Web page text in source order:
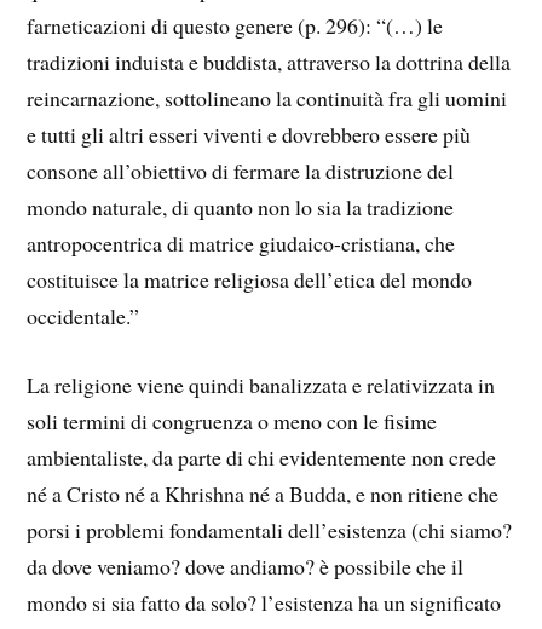
farneticazioni di questo genere (p. 296): “(…) le
tradizioni induista e buddista, attraverso la dottrina della
reincarnazione, sottolineano la continuità fra gli uomini
e tutti gli altri esseri viventi e dovrebbero essere più
consone all’obiettivo di fermare la distruzione del
mondo naturale, di quanto non lo sia la tradizione
antropocentrica di matrice giudaico-cristiana, che
costituisce la matrice religiosa dell’etica del mondo
occidentale.”
La religione viene quindi banalizzata e relativizzata in
soli termini di congruenza o meno con le fisime
ambientaliste, da parte di chi evidentemente non crede
né a Cristo né a Khrishna né a Budda, e non ritiene che
porsi i problemi fondamentali dell’esistenza (chi siamo?
da dove veniamo? dove andiamo? è possibile che il
mondo si sia fatto da solo? l’esistenza ha un significato